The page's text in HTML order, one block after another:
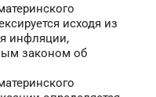
исходя из
инфляции,
законом об